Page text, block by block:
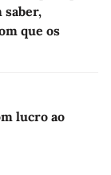
saber,
que os
lucro ao